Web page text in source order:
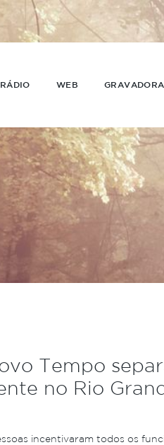
RÁDIO WEB GRAVADORA
Tempo
no Rio
incentivaram todos os